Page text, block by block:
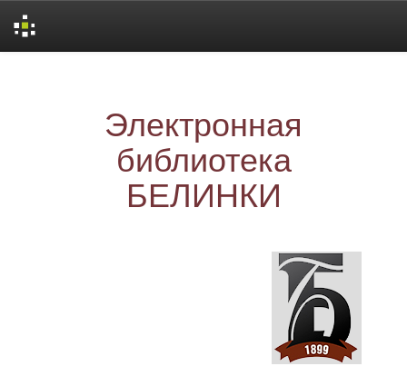
Электронная
библиотека
БЕЛИНКИ